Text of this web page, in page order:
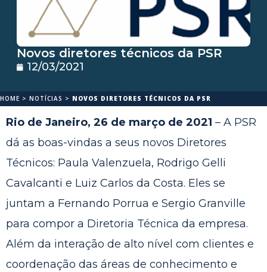
Novos diretores técnicos da PSR
12/03/2021
HOME > NOTÍCIAS > NOVOS DIRETORES TÉCNICOS DA PSR
Rio de Janeiro, 26 de março de 2021 – A PSR
dá as boas-vindas a seus novos Diretores
Técnicos: Paula Valenzuela, Rodrigo Gelli
Cavalcanti e Luiz Carlos da Costa. Eles se
juntam a Fernando Porrua e Sergio Granville
para compor a Diretoria Técnica da empresa.
Além da interação de alto nível com clientes e
coordenação das áreas de conhecimento e